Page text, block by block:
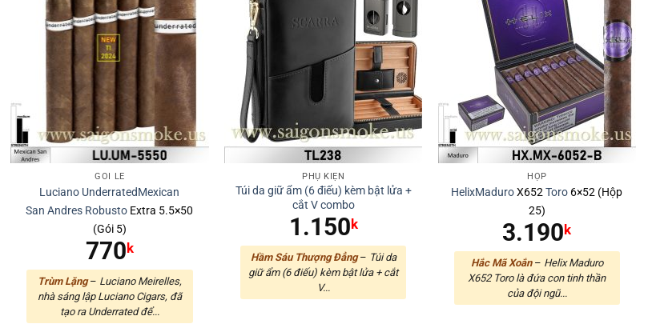
GÓI LẺ
Luciano UnderratedMexican
San Andres Robusto Extra 5.5×50
(Gói 5)
770 k
Trùm Lặng– Luciano Meirelles,
nhà sáng lập Luciano Cigars, đã
tạo ra Underrated để...
PHỤ KIỆN
Túi da giữ ẩm (6 điếu) kèm bật lửa +
cắt V combo
1.150 k
Hầm Sáu Thượng Đẳng– Túi da
giữ ẩm (6 điếu) kèm bật lửa + cắt
V...
HỘP
HelixMaduroX652Toro 6×52 (Hộp
25)
3.190 k
Hắc Mã Xoắn– Helix Maduro
X652 Toro là đứa con tinh thần
của đội ngũ...